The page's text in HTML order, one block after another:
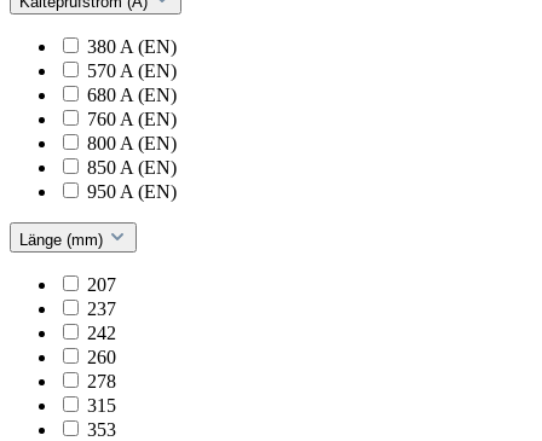
380 A (EN)
570 A (EN)
680 A (EN)
760 A (EN)
800 A (EN)
850 A (EN)
950 A (EN)
Länge (mm)
207
237
242
260
278
315
353